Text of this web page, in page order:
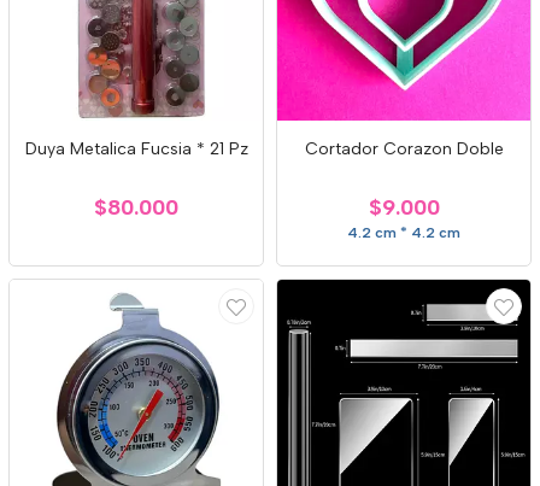
Duya Metalica Fucsia * 21 Pz
$80.000
Cortador Corazon Doble
$9.000
4.2 cm * 4.2 cm